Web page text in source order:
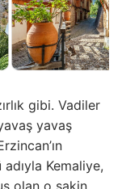
gibi. Vadiler
yavaş
Kemaliye,
olan o sakin